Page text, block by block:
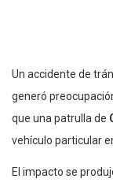
Un accidente de
generó
que una patrulla de
vehículo particular
El impacto se